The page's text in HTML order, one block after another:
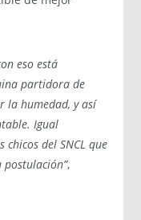
eso está
partidora de
la humedad, y así
Igual
del SNCL que
,